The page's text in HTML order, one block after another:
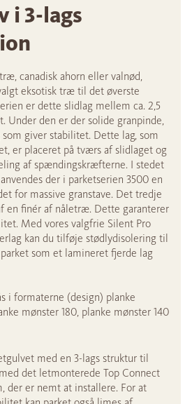
i 3-lags
canadisk ahorn eller valnød,
eksotisk træ til det øverste
er dette slidlag mellem ca. 2,5
Under den er der solide granpinde,
giver stabilitet. Dette lag, som
er placeret på tværs af slidlaget og
af spændingskræfterne. I stedet
der i parketserien 3500 en
for massive granstave. Det tredje
en finér af nåletræ. Dette garanterer
Med vores valgfrie Silent Pro
kan du tilføje stødlydisolering til
som et lamineret fjerde lag
i formaterne (design) planke
mønster 180, planke mønster 140
med en 3-lags struktur til
det letmonterede Top Connect
der er nemt at installere. For at